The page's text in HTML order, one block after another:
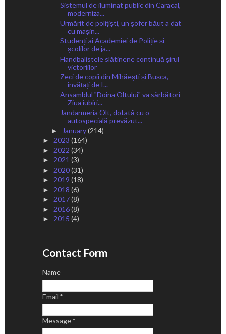
Sistemul de iluminat public din Caracal,
moderniza...
Urmărit de polițiști, un șofer băut a dat
cu mașin...
Studenți ai Academiei de Poliție și
școlilor de ja...
Handbalistele slătinene continuă șirul
victoriilor
Zeci de copii din Mihăești și Bușca,
învățați de I...
Ansamblul ˮDoina Oltuluiˮ va sărbători
Ziua iubiri...
Jandarmeria Olt, dotată cu o
autospecială prevăzut...
► January(214)
► 2023 (164)
► 2022 (34)
► 2021 (3)
► 2020(31)
► 2019 (18)
► 2018 (6)
► 2017(8)
► 2016(8)
► 2015 (4)
Contact Form
Name
Email *
Message*